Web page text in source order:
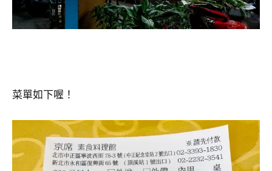
菜單如下喔！